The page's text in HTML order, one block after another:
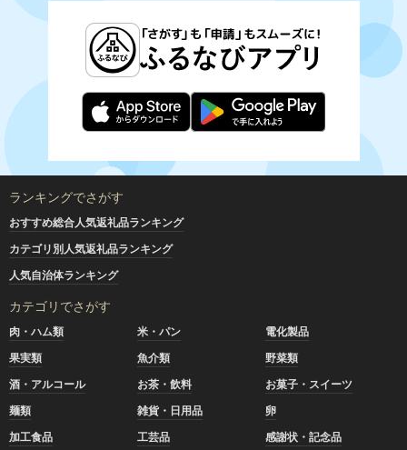
ランキングでさがす
おすすめ総合人気返礼品ランキング
カテゴリ別人気返礼品ランキング
人気自治体ランキング
カテゴリでさがす
肉・ハム類 米・パン
電化製品
果実類
魚介類
野菜類
酒・アルコール
お茶・飲料
お菓子・スイーツ
麺類
雑貨・日用品
卵
加工食品
工芸品
感謝状・記念品